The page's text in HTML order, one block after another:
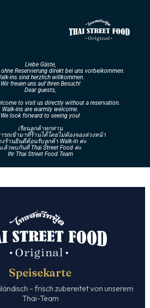
Liebe Gäste,
Reservierung direkt bei uns vorbeikommen.
ins sind herzlich willkommen.
Wir freuen uns auf Ihren Besuch!
Dear guests,
to visit us directly without a reservation.
Walk-ins are warmly welcome.
We look forward to seeing you!
เรียนลูกค้าทุกท่าน
รถเข้ามาที่ร้านได้โดยไม่ต้องจองล่วงหน้า
งร้านยินดีต้อนรับลูกค้า Walk-in ค่ะ
แล้วพบกันที่ Thai Street Food ค่ะ
Ihr Thai Street Food Team
Speisekarte
– frisch zubereitet von unserem
Thai-Team